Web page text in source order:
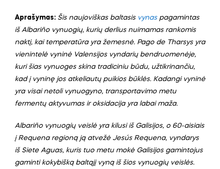
Aprašymas: Šis naujoviškas baltasis vynaspagamintas
iš Albariño vynuogių, kurių derlius nuimamas rankomis
naktį, kai temperatūra yra žemesnė. Pago de Tharsys yra
vienintelė vyninė Valensijos vyndarių bendruomenėje,
kuri šias vynuoges skina tradiciniu būdu, užtikrinančiu,
kad į vyninę jos atkeliautų puikios būklės. Kadangi vyninė
yra visai netoli vynuogyno, transportavimo metu
fermentų aktyvumas ir oksidacija yra labai maža.
Albariño vynuogių veislė yra kilusi iš Galisijos, o 60-aisiais
į Requena regioną ją atvežė Jesús Requena, vyndarys
iš Siete Aguas, kuris tuo metu mokė Galisijos gamintojus
gaminti kokybišką baltąjį vyną iš šios vynuogių veislės.